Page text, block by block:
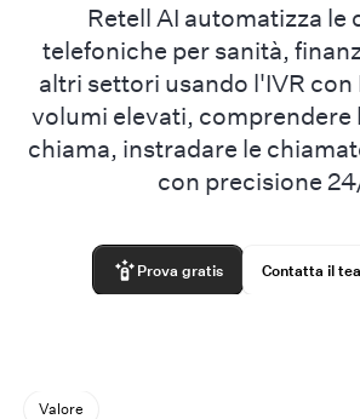
Retell AI automatizza le
telefoniche per sanità,
altri settori usando l'IVR con
volumi elevati, comprendere
chiama, instradare le
con precisione
Prova gratis Contatta il
Valore